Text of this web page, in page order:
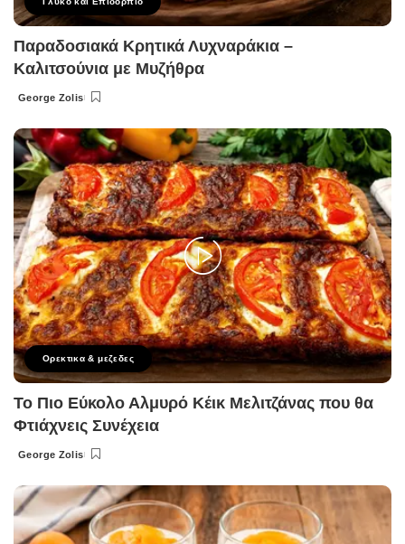
Παραδοσιακά Κρητικά Λυχναράκια –
Καλιτσούνια με Μυζήθρα
Posted
George Zolis
Ορεκτικα & μεζεδες
Το Πιο Εύκολο Αλμυρό Κέικ Μελιτζάνας που θα
Φτιάχνεις Συνέχεια
Posted
George Zolis